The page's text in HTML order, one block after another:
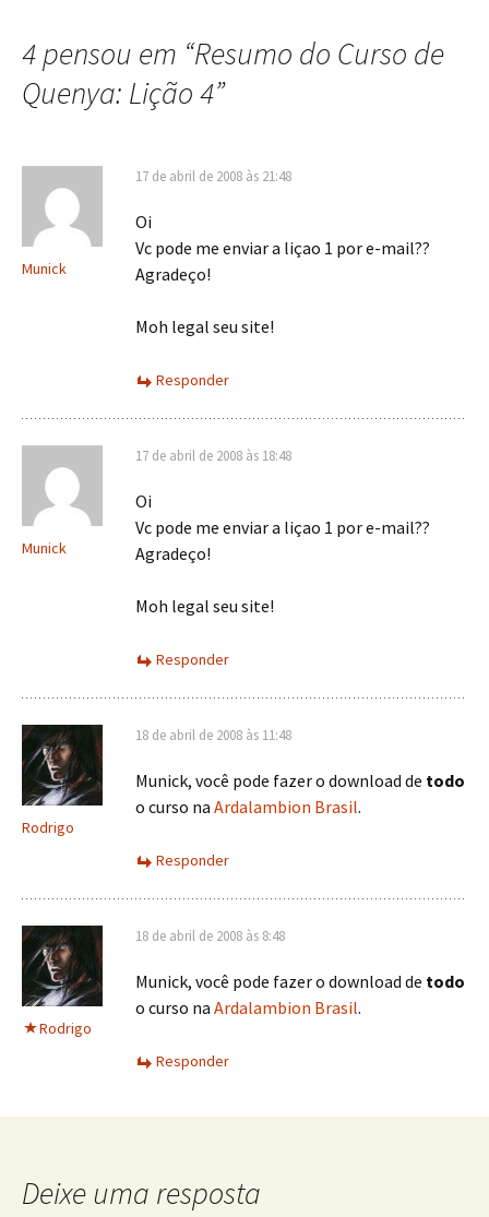
posts
4 pensou em “Resumo do Curso de
Quenya: Lição 4”
Munick
17 de abril de 2008 às 21:48
Oi
Vc pode me enviar a liçao 1 por e-mail??
Agradeço!
Moh legal seu site!
Responder
Munick
17 de abril de 2008 às 18:48
Oi
Vc pode me enviar a liçao 1 por e-mail??
Agradeço!
Moh legal seu site!
Responder
Rodrigo
18 de abril de 2008 às 11:48
Munick, você pode fazer o download de todo
o curso na Ardalambion Brasil.
Responder
Rodrigo
18 de abril de 2008 às 8:48
Munick, você pode fazer o download de todo
o curso na Ardalambion Brasil.
Responder
Deixe uma resposta